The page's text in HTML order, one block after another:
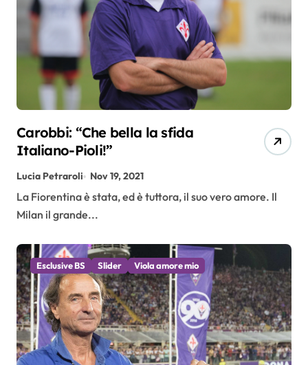
Carobbi: “Che bella la sfida
Italiano-Pioli!”
Lucia Petraroli Nov 19, 2021
La Fiorentina è stata, ed è tuttora, il suo vero amore. Il
Milan il grande...
Esclusive BS Slider Viola amore mio